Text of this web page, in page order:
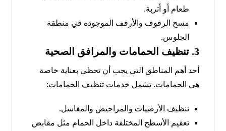
طعام أو أتربة.
مسح الرفوف والأرفف الموجودة في منطقة
الجلوس.
3. تنظيف الحمامات والمرافق الصحية
أحد أهم المناطق التي يجب أن تحظى بعناية خاصة
هي الحمامات. تشمل خدمات تنظيف الحمامات:
تنظيف الأرضيات والمراحيض والمغاسل.
تعقيم الأسطح المختلفة داخل الحمام مثل مقابض